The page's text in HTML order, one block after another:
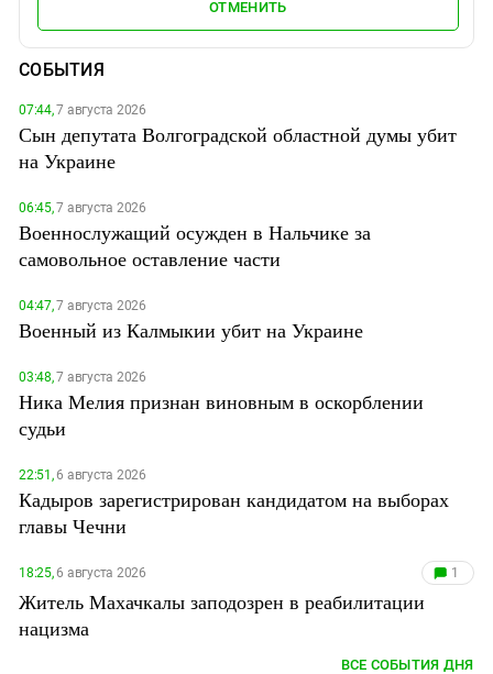
ОТМЕНИТЬ
СОБЫТИЯ
07:44,7 августа 2026
Сын депутата Волгоградской областной думы убит
на Украине
06:45,7 августа 2026
Военнослужащий осужден в Нальчике за
самовольное оставление части
04:47,7 августа 2026
Военный из Калмыкии убит на Украине
03:48,7 августа 2026
Ника Мелия признан виновным в оскорблении
судьи
22:51,6 августа 2026
Кадыров зарегистрирован кандидатом на выборах
главы Чечни
18:25,6 августа 2026 1
Житель Махачкалы заподозрен в реабилитации
нацизма
ВСЕ СОБЫТИЯ ДНЯ